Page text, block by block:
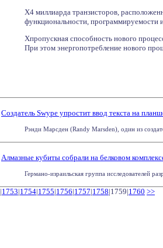
Х4 миллиарда транзисторов,
функциональности, программируемости
Хпропускная способность нового
При этом энергопотребление нового
Создатель Swype упростит ввод текста на
Рэнди Марсден (Randy Marsden), один из
Алмазные кубиты собрали на белковом
Германо-израильская группа исследователей
|1753|1754|1755|1756|1757|1758|1759|1760 >>